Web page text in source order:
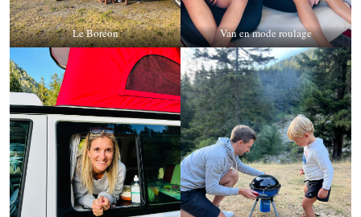
Le Boréon Van en mode roulage